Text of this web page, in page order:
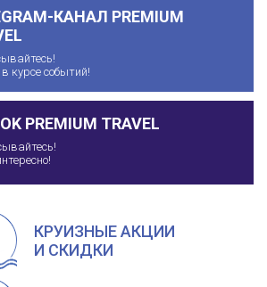
КАНАЛ PREMIUM
в курсе событий!
PREMIUM TRAVEL
КРУИЗНЫЕ АКЦИИ
И СКИДКИ